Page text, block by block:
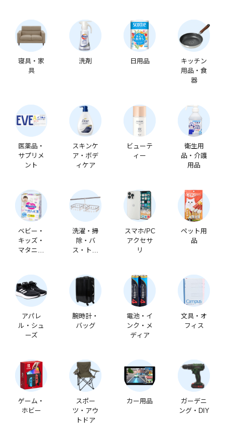
寝具・家
具
洗剤 日用品
キッチン
用品・食
器
医薬品・
サプリメ
ント
スキンケ
ア・ボデ
ィケア
ビューテ
ィー
衛生用
品・介護
用品
ベビー・
キッズ・
マタニテ
洗濯・掃
除・バ
ス・トイ
スマホ/PC
アクセサ
リ
ペット用
品
アパレ
ル・シュ
ーズ
腕時計・
バッグ
電池・イ
ンク・メ
ディア
文具・オ
フィス
ゲーム・
ホビー
スポー
ツ・アウ
トドア
カー用品
ガーデニ
ング・DIY